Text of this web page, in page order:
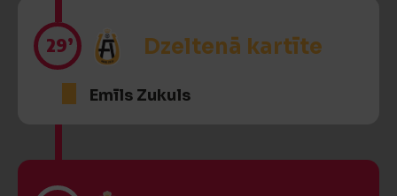
29’ Dzeltenā kartīte
Emīls Zukuls